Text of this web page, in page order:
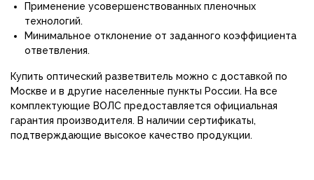
Применение усовершенствованных пленочных
технологий.
Минимальное отклонение от заданного коэффициента
ответвления.
Купить оптический разветвитель можно с доставкой по
Москве и в другие населенные пункты России. На все
комплектующие ВОЛС предоставляется официальная
гарантия производителя. В наличии сертификаты,
подтверждающие высокое качество продукции.